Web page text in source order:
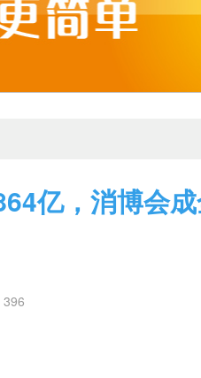
亿，消博会